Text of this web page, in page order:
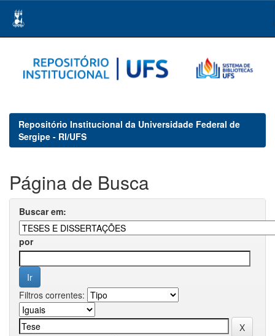
navigation
Repositório Institucional da Universidade Federal de
Sergipe - RI/UFS
Página de Busca
Buscar em:
por
Filtros correntes: